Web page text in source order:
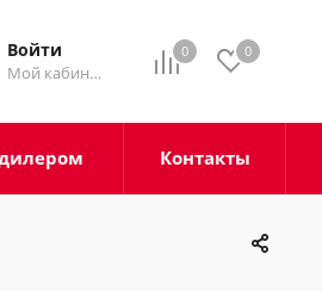
0 0
Войти
Мой кабинет
Контакты